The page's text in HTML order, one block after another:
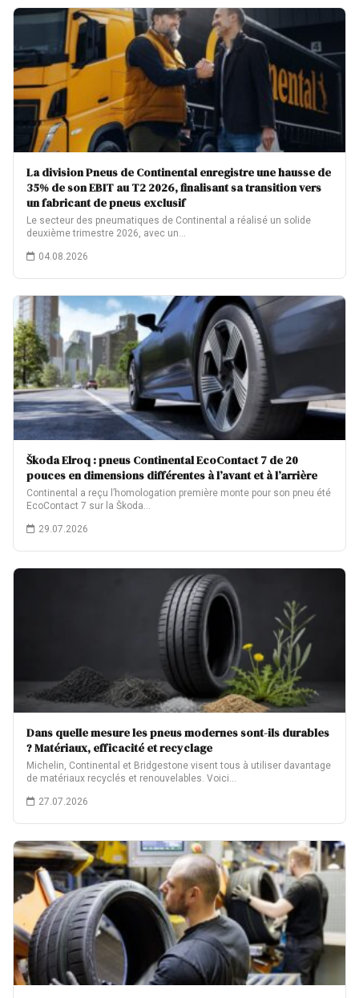
La division Pneus de Continental enregistre une hausse de
35% de son EBIT au T2 2026, finalisant sa transition vers
un fabricant de pneus exclusif
Le secteur des pneumatiques de Continental a réalisé un solide
deuxième trimestre 2026, avec un…
04.08.2026
Škoda Elroq : pneus Continental EcoContact 7 de 20
pouces en dimensions différentes à l’avant et à l’arrière
Continental a reçu l’homologation première monte pour son pneu été
EcoContact 7 sur la Škoda…
29.07.2026
Dans quelle mesure les pneus modernes sont-ils durables
? Matériaux, efficacité et recyclage
Michelin, Continental et Bridgestone visent tous à utiliser davantage
de matériaux recyclés et renouvelables. Voici…
27.07.2026